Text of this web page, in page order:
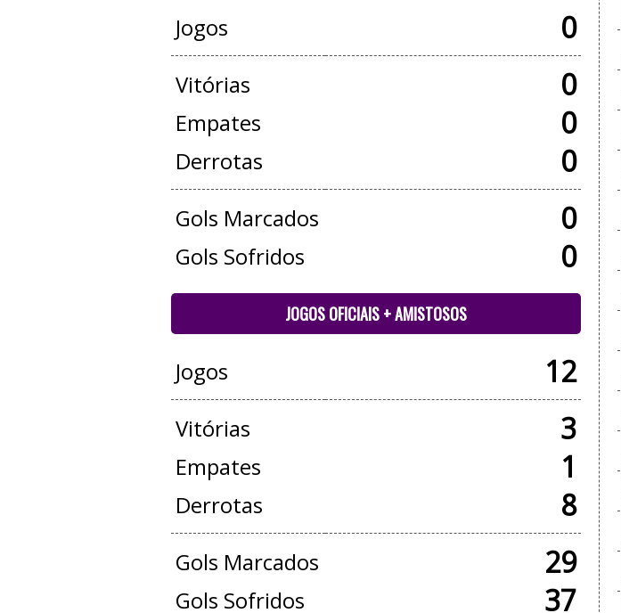
Jogos 0
Vitórias 0
Empates 0
Derrotas 0
Gols Marcados 0
Gols Sofridos 0
JOGOS OFICIAIS + AMISTOSOS
Jogos 12
Vitórias 3
Empates 1
Derrotas 8
Gols Marcados 29
Gols Sofridos 37